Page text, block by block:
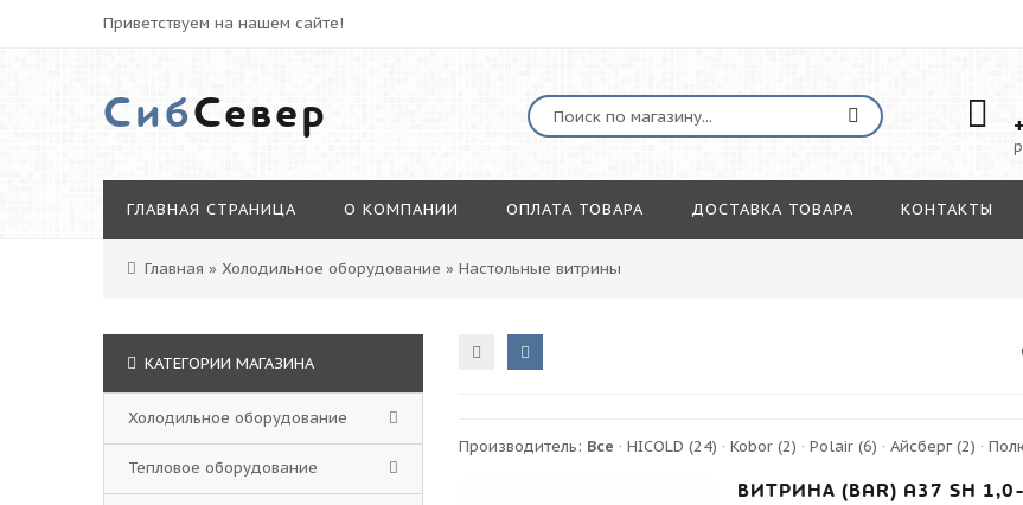
Приветствуем на нашем сайте!
СибСевер
ГЛАВНАЯ СТРАНИЦА О КОМПАНИИ ОПЛАТА ТОВАРА ДОСТАВКА ТОВАРА КОНТАКТЫ
Главная » Холодильное оборудование » Настольные витрины
Производитель: Все ·HICOLD(24) ·Kobor(2) ·Polair(6) ·Айсберг(2) ·
ВИТРИНА (BAR) A37 SH
КАТЕГОРИИ МАГАЗИНА
Холодильное оборудование
Тепловое оборудование